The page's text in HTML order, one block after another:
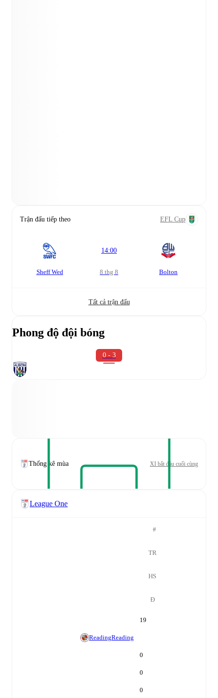
Trận đấu tiếp theo EFL Cup
Sheff Wed
14:00
8 thg 8 Bolton
Tất cả trận đấu
Phong độ đội bóng
0 - 3
Thống kê mùa XI bắt đầu cuối cùng
League One
#
TR
HS
Đ
19
ReadingReading
0
0
0